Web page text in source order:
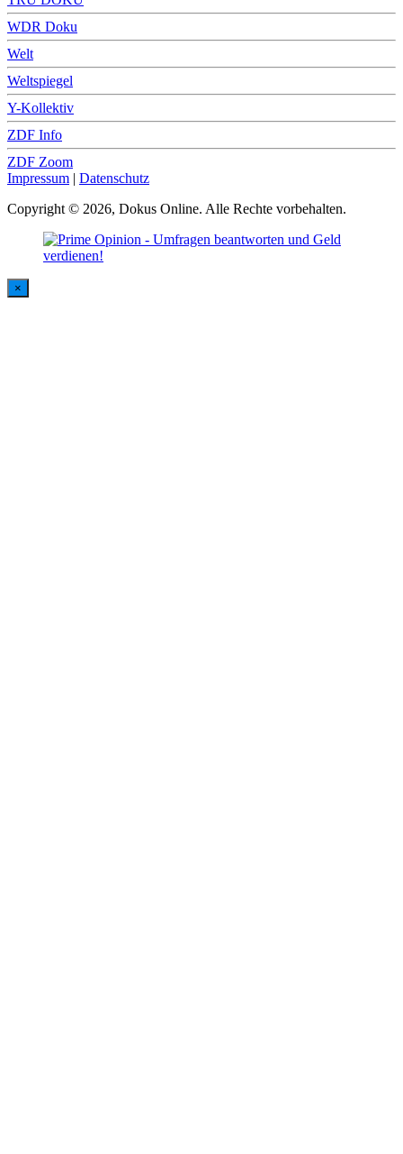
WDR Doku
Welt
Weltspiegel
Y-Kollektiv
ZDF Info
ZDF Zoom
Impressum | Datenschutz
Copyright © 2026, Dokus Online. Alle Rechte vorbehalten.
×